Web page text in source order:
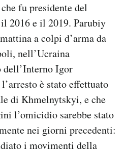
fu presidente del
2016 e il 2019. Parubiy
a colpi d’arma da
nell’Ucraina
Igor
è stato effettuato
di Khmelnytskyi, e che
l’omicidio sarebbe stato
nei giorni precedenti:
i movimenti della